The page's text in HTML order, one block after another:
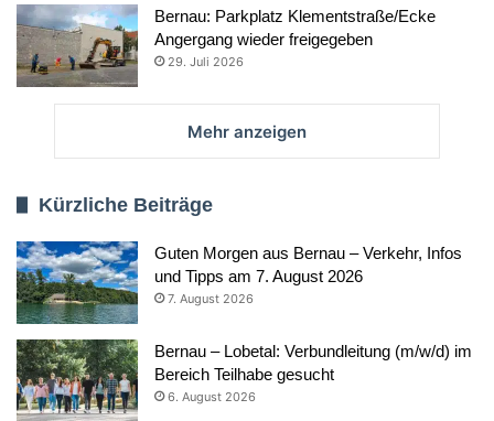
Bernau: Parkplatz Klementstraße/Ecke
Angergang wieder freigegeben
29. Juli 2026
Mehr anzeigen
Kürzliche Beiträge
Guten Morgen aus Bernau – Verkehr, Infos
und Tipps am 7. August 2026
7. August 2026
Bernau – Lobetal: Verbundleitung (m/w/d) im
Bereich Teilhabe gesucht
6. August 2026